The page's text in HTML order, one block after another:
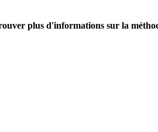
plus d'informations sur la